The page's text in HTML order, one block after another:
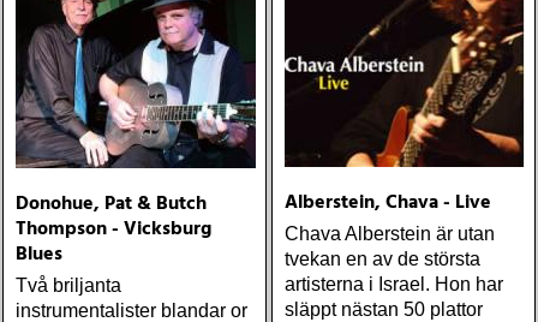
Donohue, Pat & Butch
Thompson - Vicksburg
Blues
Två briljanta
instrumentalister blandar or
Alberstein, Chava - Live
Chava Alberstein är utan
tvekan en av de största
artisterna i Israel. Hon har
släppt nästan 50 plattor